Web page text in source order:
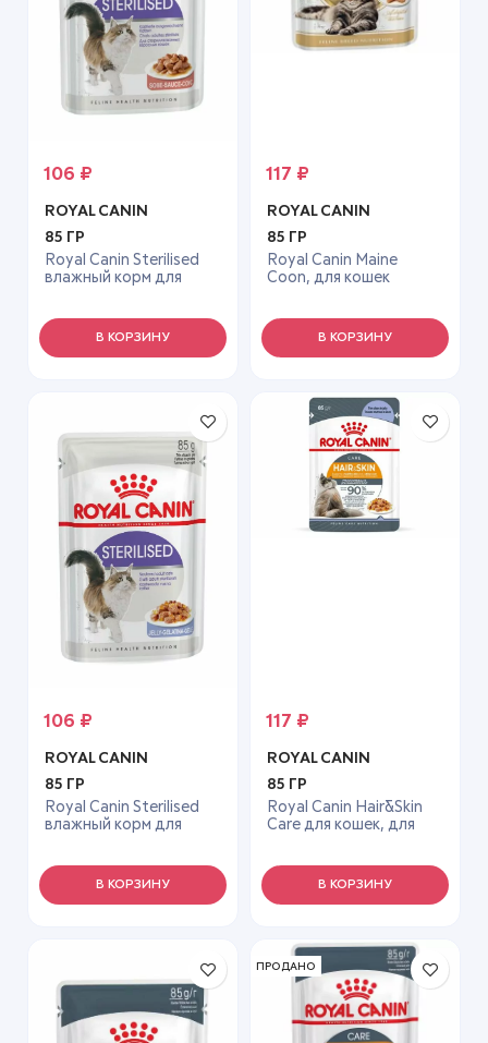
106 ₽
ROYAL CANIN
85 ГР
Royal Canin Sterilised
влажный корм для
В КОРЗИНУ
117 ₽
ROYAL CANIN
85 ГР
Royal Canin Maine
Coon, для кошек
В КОРЗИНУ
106 ₽
ROYAL CANIN
85 ГР
Royal Canin Sterilised
влажный корм для
В КОРЗИНУ
117 ₽
ROYAL CANIN
85 ГР
Royal Canin Hair&Skin
Care для кошек, для
В КОРЗИНУ
ПРОДАНО